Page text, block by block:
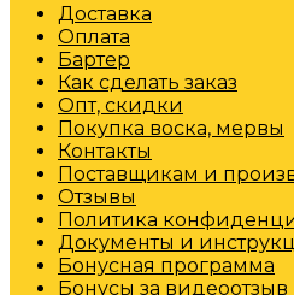
Доставка
Оплата
Бартер
Как сделать заказ
Опт, скидки
Покупка воска, мервы
Контакты
Поставщикам и
Отзывы
Политика
Документы и
Бонусная программа
Бонусы за видеоотзыв